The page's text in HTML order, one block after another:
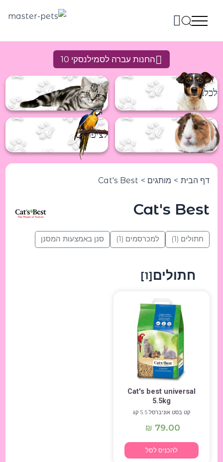
לתוכן
החנות עברה לסמילנסקי 10
לכלבים לחתולים
למכרסמים לציפורים
דף הבית מותגים Cat's Best
Cat's Best
חתולים (1) למכרסמים (1) סנן באמצעות המסנן
חתולים[1]
Cat's best universal
5.5kg
קט בסט אוניברסל 5.5 קג
₪ 79.00
להכניס לסל